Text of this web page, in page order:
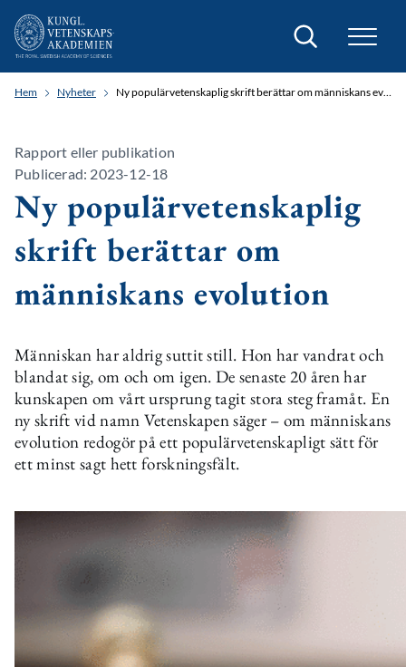
Sök
Hem Nyheter Ny populärvetenskaplig skrift berättar om människans evolution
Rapport eller publikation
Publicerad: 2023-12-18
Ny populärvetenskaplig
skrift berättar om
människans evolution
Människan har aldrig suttit still. Hon har vandrat och
blandat sig, om och om igen. De senaste 20 åren har
kunskapen om vårt ursprung tagit stora steg framåt. En
ny skrift vid namn Vetenskapen säger – om människans
evolution redogör på ett populärvetenskapligt sätt för
ett minst sagt hett forskningsfält.